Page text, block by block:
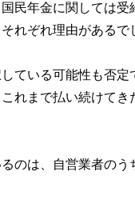
民年金に関しては
れぞれ理由があるで
ている可能性も否
れまで払い続けて
のは、自営業者の